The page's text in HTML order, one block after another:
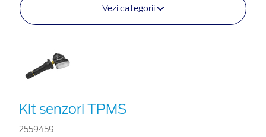
Vezi categorii
Kit senzori TPMS
2559459